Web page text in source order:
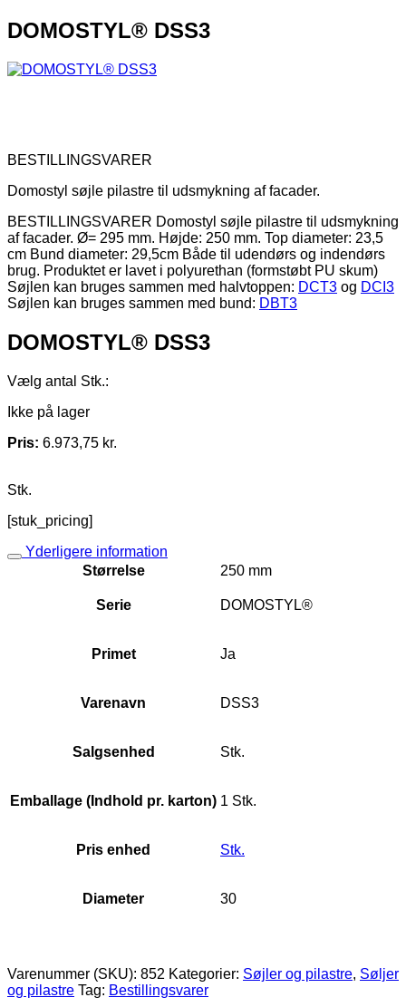
DOMOSTYL® DSS3
BESTILLINGSVARER
Domostyl søjle pilastre til udsmykning af facader.
BESTILLINGSVARER Domostyl søjle pilastre til udsmykning
af facader. Ø= 295 mm. Højde: 250 mm. Top diameter: 23,5
cm Bund diameter: 29,5cm Både til udendørs og indendørs
brug. Produktet er lavet i polyurethan (formstøbt PU skum)
Søjlen kan bruges sammen med halvtoppen: DCT3 og DCI3
Søjlen kan bruges sammen med bund: DBT3
DOMOSTYL® DSS3
Vælg antal Stk.:
Ikke på lager
Pris: 6.973,75 kr.
Stk.
[stuk_pricing]
Yderligere information
Størrelse
250 mm
Serie DOMOSTYL®
Primet Ja
Varenavn DSS3
Salgsenhed Stk.
Emballage (Indhold pr. karton) 1 Stk.
Pris enhed Stk.
Diameter 30
Varenummer (SKU): 852 Kategorier: Søjler og pilastre, Søljer
og pilastre Tag: Bestillingsvarer